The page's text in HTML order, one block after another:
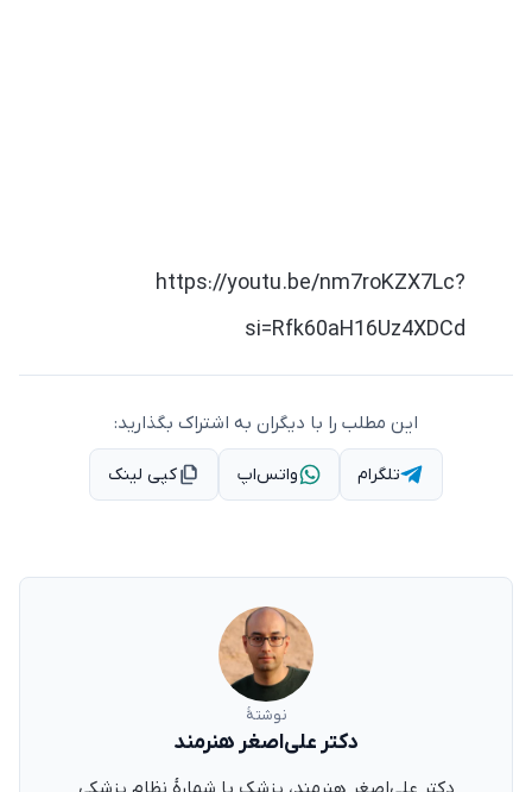
https://youtu.be/nm7roKZX7Lc?
si=Rfk60aH16Uz4XDCd
این مطلب را با دیگران به اشتراک بگذارید:
تلگرام واتس‌اپ کپی لینک
نوشتهٔ
دکتر علی‌اصغر هنرمند